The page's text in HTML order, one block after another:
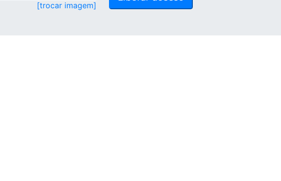
[trocar imagem]